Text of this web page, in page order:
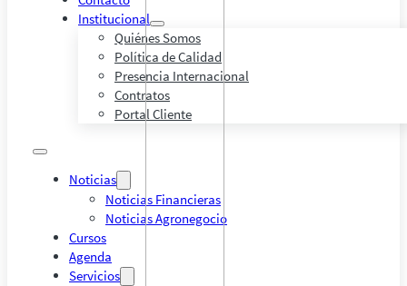
Institucional
Quiénes Somos
Política de Calidad
Presencia Internacional
Contratos
Portal Cliente
Noticias
Noticias Financieras
Noticias Agronegocio
Cursos
Agenda
Servicios